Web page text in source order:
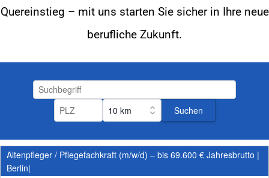
Quereinstieg – mit uns starten Sie sicher in Ihre neue
berufliche Zukunft.